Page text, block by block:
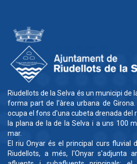
Riudellots de la Selva és un municipi de
forma part de l'àrea urbana de Girona.
ocupa el fons d'una cubeta drenada del
la plana de la de la Selva i a uns 100
mar.
El riu Onyar és el principal curs fluvial
Riudellots, a més, l'Onyar s'adjunta